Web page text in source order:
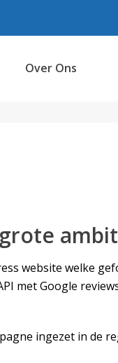
Over Ons
website welke
met Google
ingezet in de